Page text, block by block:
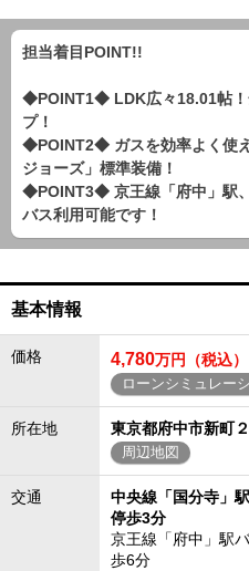
担当着目POINT!!
◆POINT1◆ LDK広々18.01帖！
プ！
◆POINT2◆ ガスを効率よく使
ジョーズ」標準装備！
◆POINT3◆ 京王線「府中」駅
バス利用可能です！
基本情報
価格 4,780万円（税込）
ローンシミュレー
所在地 東京都府中市新町
周辺地図
交通
中央線「国分寺」
停歩3分
京王線「府中」駅
歩6分